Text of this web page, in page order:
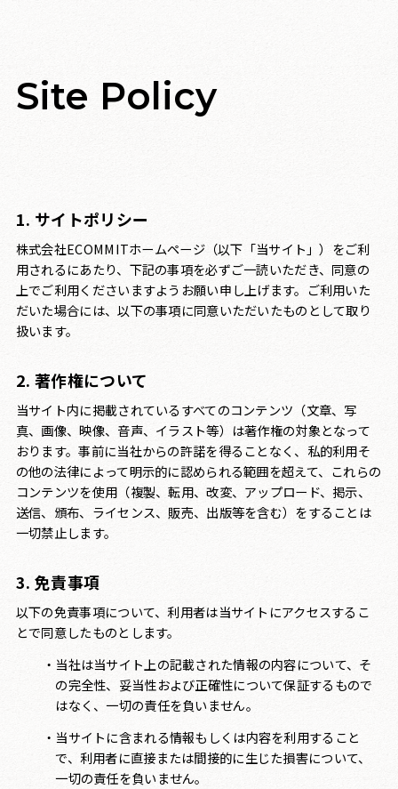
Site Policy
1. サイトポリシー
株式会社ECOMMITホームページ（以下「当サイト」）をご利
用されるにあたり、下記の事項を必ずご一読いただき、同意の
上でご利用くださいますようお願い申し上げます。ご利用いた
だいた場合には、以下の事項に同意いただいたものとして取り
扱います。
2. 著作権について
当サイト内に掲載されているすべてのコンテンツ（文章、写
真、画像、映像、音声、イラスト等）は著作権の対象となって
おります。事前に当社からの許諾を得ることなく、私的利用そ
の他の法律によって明示的に認められる範囲を超えて、これらの
コンテンツを使用（複製、転用、改変、アップロード、掲示、
送信、頒布、ライセンス、販売、出版等を含む）をすることは
一切禁止します。
3. 免責事項
以下の免責事項について、利用者は当サイトにアクセスするこ
とで同意したものとします。
当社は当サイト上の記載された情報の内容について、そ
の完全性、妥当性および正確性について保証するもので
はなく、一切の責任を負いません。
当サイトに含まれる情報もしくは内容を利用すること
で、利用者に直接または間接的に生じた損害について、
一切の責任を負いません。